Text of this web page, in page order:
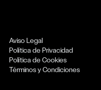
Aviso Legal
Política de Privacidad
Política de Cookies
Términos y Condiciones